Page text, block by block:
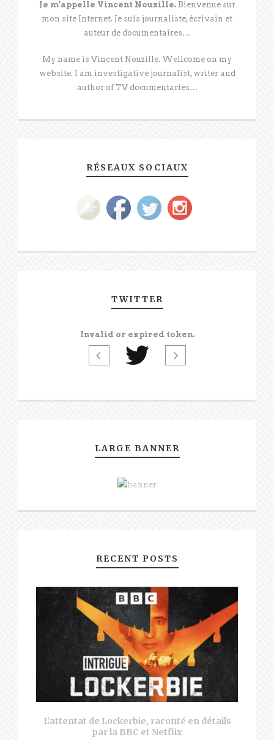
Je m’appelle Vincent Nouzille.Bienvenue sur
mon site Internet. Je suis journaliste, écrivain et
auteur de documentaires…
My name is Vincent Nouzille. Wellcome on my
website. I am investigative journalist, writer and
author of TV documentaries…
RÉSEAUX SOCIAUX
TWITTER
Invalid or expired token.
LARGE BANNER
RECENT POSTS
L’attentat de Lockerbie, raconté en détails
par la BBC et Netflix